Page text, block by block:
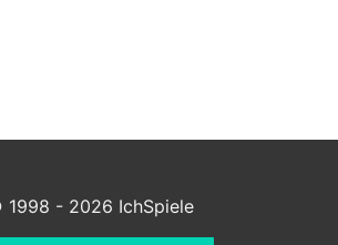
1998 - 2026 IchSpiele